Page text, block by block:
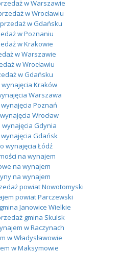
w Warszawie
w Wrocławiu
w Gdańsku
w Poznaniu
w Krakowie
w Warszawie
w Wrocławiu
w Gdańsku
Kraków
Warszawa
Poznań
Wrocław
Gdynia
Gdańsk
wynajęcia Łódź
na wynajem
na wynajem
na wynajem
powiat Nowotomyski
powiat Parczewski
Janowice Wielkie
gmina Skulsk
w Raczynach
w Władysławowie
w Maksymowie